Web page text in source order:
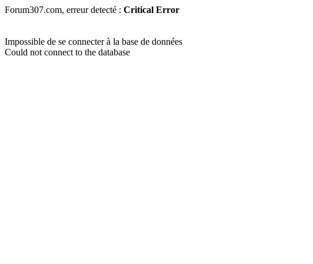
Forum307.com, erreur detecté : Critical Error
Impossible de se connecter à la base de données
Could not connect to the database